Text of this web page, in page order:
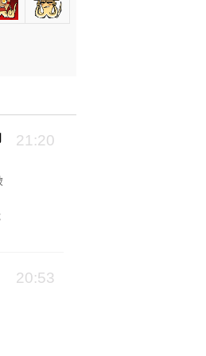
21:20
20:53